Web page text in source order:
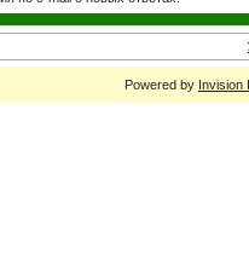
Powered by Invision